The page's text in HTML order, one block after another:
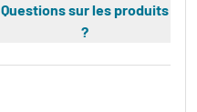
Questions sur les produits
?